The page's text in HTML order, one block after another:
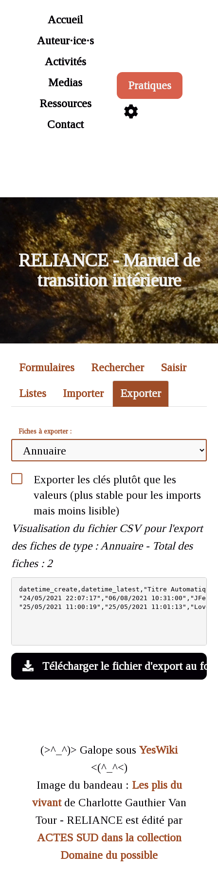
Aller au contenu principal
Accueil
Auteur·ice·s
Activités
Medias
Ressources
Contact
Pratiques
RELIANCE- Manuel de
transition intérieure
Formulaires Rechercher Saisir
Listes Importer Exporter
Fiches à exporter :
Exporter les clés plutôt que les
valeurs (plus stable pour les imports
mais moins lisible)
Visualisation du fichier CSV pour l'export
des fiches de type : Annuaire - Total des
fiches : 2
datetime_create,datetime_latest,"Titre
"24/05/2021 22:07:17","06/08/2021
Télécharger le fichier d'export au
(>^_^)> Galope sous YesWiki
<(^_^<)
Image du bandeau : Les plis du
vivantde Charlotte Gauthier Van
Tour - RELIANCE est édité par
ACTES SUD dans la collection
Domaine du possible